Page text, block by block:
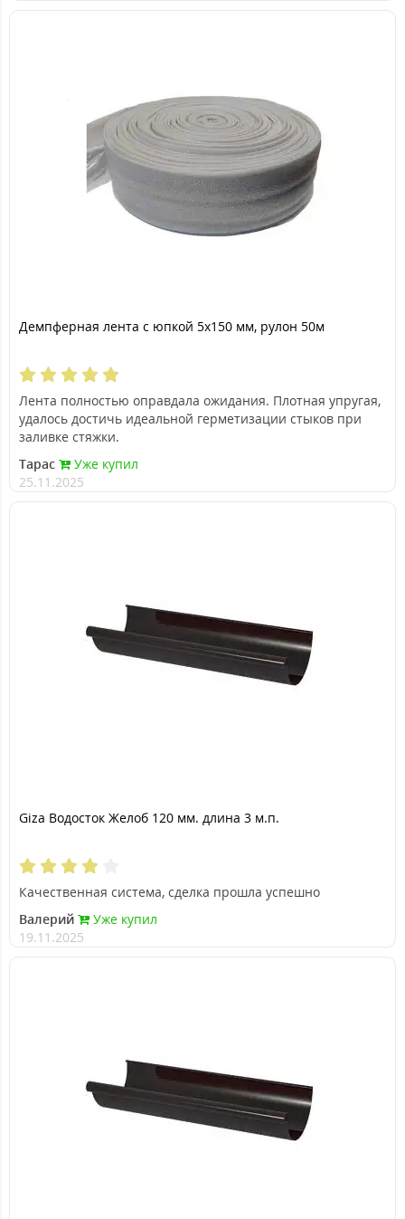
Демпферная лента с юпкой 5х150 мм, рулон 50м
Лента полностью оправдала ожидания. Плотная упругая,
удалось достичь идеальной герметизации стыков при
заливке стяжки.
Тарас
Уже купил
25.11.2025
Giza Водосток Желоб 120 мм. длина 3 м.п.
Качественная система, сделка прошла успешно
Валерий
Уже купил
19.11.2025